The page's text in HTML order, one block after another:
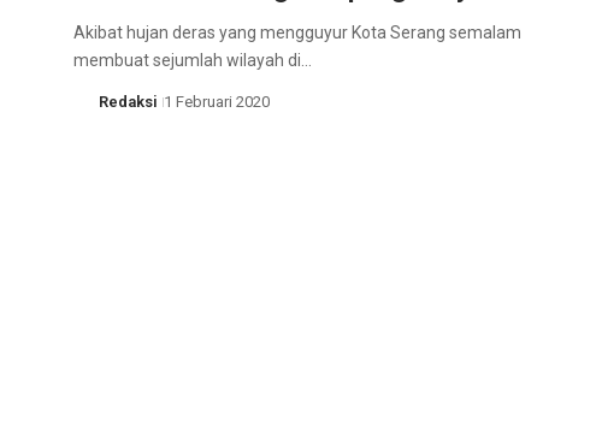
Akibat hujan deras yang mengguyur Kota Serang semalam
membuat sejumlah wilayah di…
Redaksi 1 Februari 2020